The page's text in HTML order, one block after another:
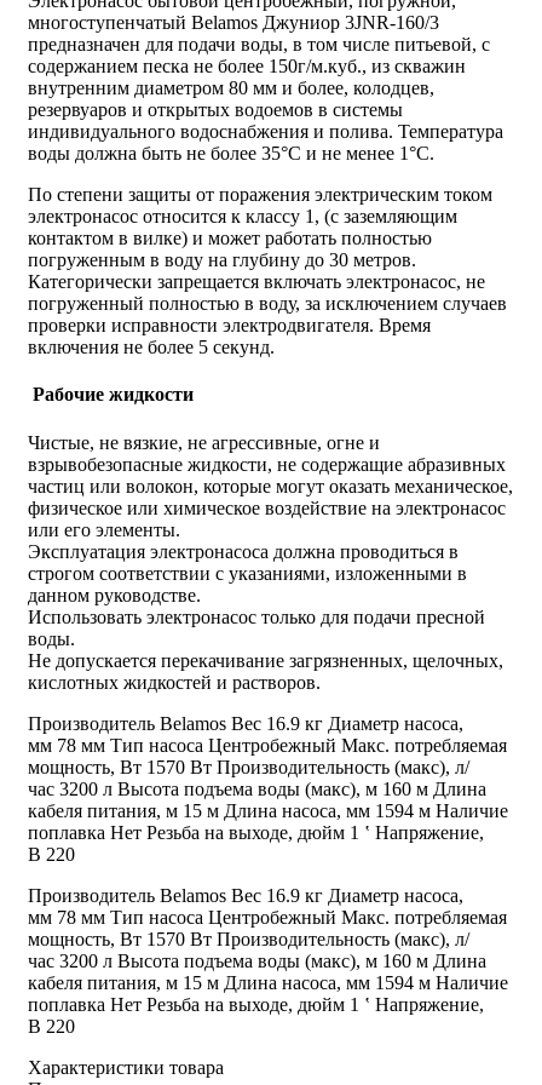
многоступенчатый Belamos Джуниор 3JNR-160/3
предназначен для подачи воды, в том числе питьевой, с
содержанием песка не более 150г/м.куб., из скважин
внутренним диаметром 80 мм и более, колодцев,
резервуаров и открытых водоемов в системы
индивидуального водоснабжения и полива. Температура
воды должна быть не более 35°C и не менее 1°C.
По степени защиты от поражения электрическим током
электронасос относится к классу 1, (с заземляющим
контактом в вилке) и может работать полностью
погруженным в воду на глубину до 30 метров.
Категорически запрещается включать электронасос, не
погруженный полностью в воду, за исключением случаев
проверки исправности электродвигателя. Время
включения не более 5 секунд.
Рабочие жидкости
Чистые, не вязкие, не агрессивные, огне и
взрывобезопасные жидкости, не содержащие абразивных
частиц или волокон, которые могут оказать механическое,
физическое или химическое воздействие на электронасос
или его элементы.
Эксплуатация электронасоса должна проводиться в
строгом соответствии с указаниями, изложенными в
данном руководстве.
Использовать электронасос только для подачи пресной
воды.
Не допускается перекачивание загрязненных, щелочных,
кислотных жидкостей и растворов.
Производитель Belamos Вес 16.9 кг Диаметр насоса,
мм 78 мм Тип насоса Центробежный Макс. потребляемая
мощность, Вт 1570 Вт Производительность (макс), л/
час 3200 л Высота подъема воды (макс), м 160 м Длина
кабеля питания, м 15 м Длина насоса, мм 1594 м Наличие
поплавка Нет Резьба на выходе, дюйм 1 ‛ Напряжение,
В 220
Производитель Belamos Вес 16.9 кг Диаметр насоса,
мм 78 мм Тип насоса Центробежный Макс. потребляемая
мощность, Вт 1570 Вт Производительность (макс), л/
час 3200 л Высота подъема воды (макс), м 160 м Длина
кабеля питания, м 15 м Длина насоса, мм 1594 м Наличие
поплавка Нет Резьба на выходе, дюйм 1 ‛ Напряжение,
В 220
Характеристики товара